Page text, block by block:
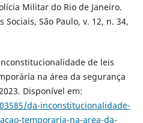
Militar do Rio de Janeiro.
São Paulo, v. 12, n. 34,
de leis
na área da segurança
Disponível em:
da-inconstitucionalidade-
temporaria-na-area-da-